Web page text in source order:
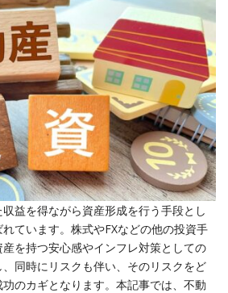
益を得ながら資産形成を行う手段とし
ています。株式やFXなどの他の投資手
を持つ安心感やインフレ対策としての
同時にリスクも伴い、そのリスクをど
のカギとなります。本記事では、不動